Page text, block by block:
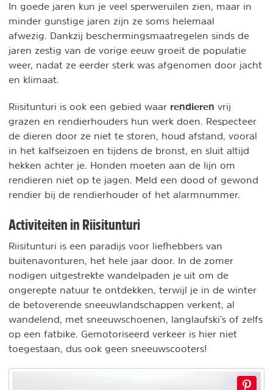
In goede jaren kun je veel sperweruilen zien, maar in
minder gunstige jaren zijn ze soms helemaal
afwezig. Dankzij beschermingsmaatregelen sinds de
jaren zestig van de vorige eeuw groeit de populatie
weer, nadat ze eerder sterk was afgenomen door jacht
en klimaat.
Riisitunturi is ook een gebied waar rendieren vrij
grazen en rendierhouders hun werk doen. Respecteer
de dieren door ze niet te storen, houd afstand, vooral
in het kalfseizoen en tijdens de bronst, en sluit altijd
hekken achter je. Honden moeten aan de lijn om
rendieren niet op te jagen. Meld een dood of gewond
rendier bij de rendierhouder of het alarmnummer.
Activiteiten in Riisitunturi
Riisitunturi is een paradijs voor liefhebbers van
buitenavonturen, het hele jaar door. In de zomer
nodigen uitgestrekte wandelpaden je uit om de
ongerepte natuur te ontdekken, terwijl je in de winter
de betoverende sneeuwlandschappen verkent, al
wandelend, met sneeuwschoenen, langlaufski’s of zelfs
op een fatbike. Gemotoriseerd verkeer is hier niet
toegestaan, dus ook geen sneeuwscooters!